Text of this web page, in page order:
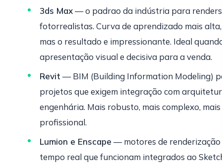
3ds Max— o padrao da indústria para renders
fotorrealistas. Curva de aprendizado mais alta,
mas o resultado e impressionante. Ideal
apresentação visual e decisiva para a venda.
Revit — BIM (Building Information Modeling)
projetos que exigem integração com
engenhária. Mais robusto, mais complexo, mais
profissional.
Lumion e Enscape — motores de renderização
tempo real que funcionam integrados ao